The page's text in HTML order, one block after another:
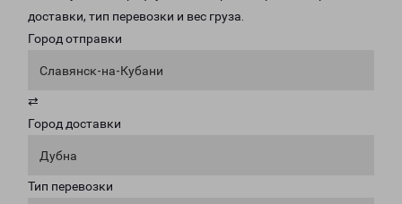
доставки, тип перевозки и вес груза.
Город отправки
Славянск-на-Кубани
⇄
Город доставки
Дубна
Тип перевозки